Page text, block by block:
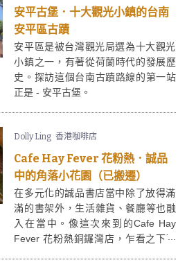
安平古堡．十大觀光小鎮的台南
安平區古蹟
安平區是被台灣觀光局選為十大觀光
小鎮之一，有著從荷蘭時代的發展歷
史。探訪這個台南古蹟路線的第一站
正是 - 安平古堡。
Dolly Ling 香港咖啡店
Cafe Hay Fever 花粉熱．誠品
中的角落小花園（已搬遷）
在多元化的誠品書店當中除了放得滿
滿的書架外，生活雜貨、餐廳等也融
入在當中。像這次來到的Cafe Hay
Fever 花粉熱銅鑼灣店，乍看之下可